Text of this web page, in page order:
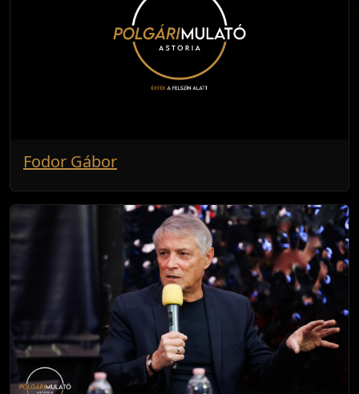
Fodor Gábor